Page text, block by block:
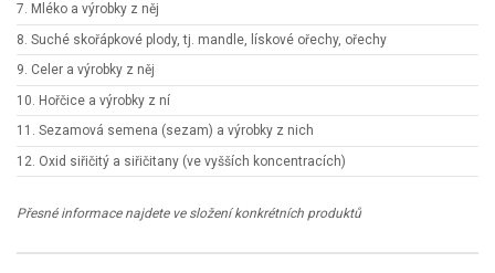
7. Mléko a výrobky z něj
8. Suché skořápkové plody, tj. mandle, lískové ořechy, ořechy
9. Celer a výrobky z něj
10. Hořčice a výrobky z ní
11. Sezamová semena (sezam) a výrobky z nich
12. Oxid siřičitý a siřičitany (ve vyšších koncentracích)
Přesné informace najdete ve složení konkrétních produktů